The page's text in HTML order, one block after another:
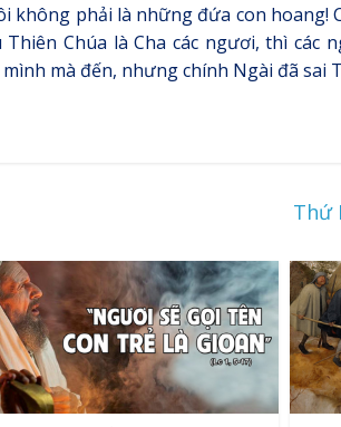
không phải là những đứa con hoang!
Thiên Chúa là Cha các ngươi, thì các
mà đến, nhưng chính Ngài đã sai
Thứ